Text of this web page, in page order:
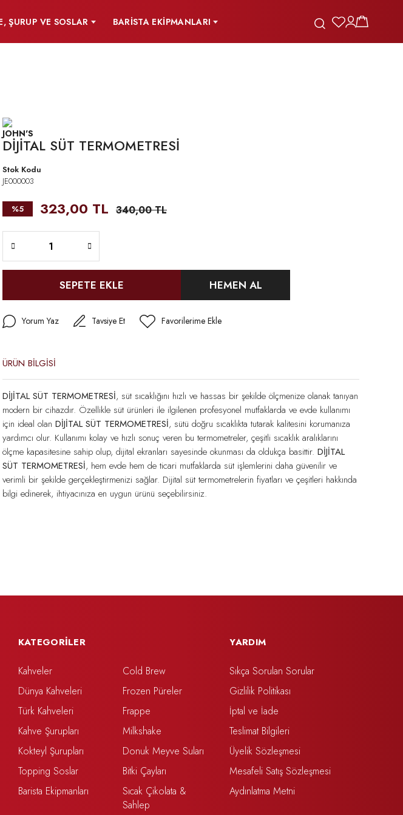
ŞURUP VE SOSLAR BARİSTA EKİPMANLARI
DİJİTAL SÜT TERMOMETRESİ
Stok Kodu
JE000003
%5 323,00 TL 340,00 TL
SEPETE EKLE HEMEN AL
Yorum Yaz Tavsiye Et
ÜRÜN BİLGİSİ
DİJİTAL SÜT TERMOMETRESİ, süt sıcaklığını hızlı ve hassas bir şekilde ölçmenize olanak tanıyan
modern bir cihazdır. Özellikle süt ürünleri ile ilgilenen profesyonel mutfaklarda ve evde kullanımı
için ideal olan DİJİTAL SÜT TERMOMETRESİ, sütü doğru sıcaklıkta tutarak kalitesini korumanıza
yardımcı olur. Kullanımı kolay ve hızlı sonuç veren bu termometreler, çeşitli sıcaklık aralıklarını
ölçme kapasitesine sahip olup, dijital ekranları sayesinde okunması da oldukça basittir. DİJİTAL
SÜT TERMOMETRESİ, hem evde hem de ticari mutfaklarda süt işlemlerini daha güvenilir ve
verimli bir şekilde gerçekleştirmenizi sağlar. Dijital süt termometrelerin fiyatları ve çeşitleri hakkında
bilgi edinerek, ihtiyacınıza en uygun ürünü seçebilirsiniz.
KATEGORİLER
Kahveler
Dünya Kahveleri
Türk Kahveleri
Kahve Şurupları
Kokteyl Şurupları
Topping Soslar
Barista Ekipmanları
Cold Brew
Frozen Püreler
Frappe
Milkshake
Donuk Meyve Suları
Bitki Çayları
Sıcak Çikolata &
Sahlep
YARDIM
Sıkça Sorulan Sorular
Gizlilik Politikası
İptal ve İade
Teslimat Bilgileri
Üyelik Sözleşmesi
Mesafeli Satış Sözleşmesi
Aydınlatma Metni